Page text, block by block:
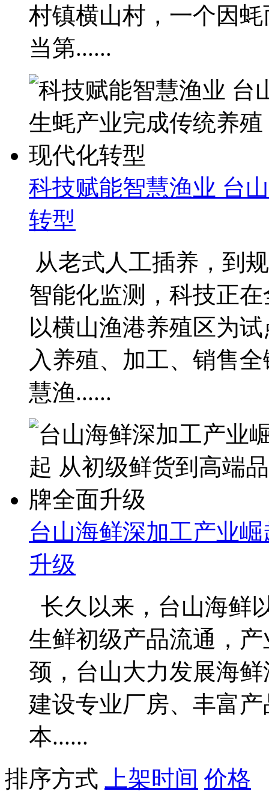
村镇横山村，一个因
当第......
科技赋能智慧渔业 台
转型
从老式人工插养，到
智能化监测，科技正
以横山渔港养殖区为
入养殖、加工、销售
慧渔......
台山海鲜深加工产业
升级
长久以来，台山海鲜
生鲜初级产品流通，
颈，台山大力发展海
建设专业厂房、丰富
本......
排序方式
上架时间 价格